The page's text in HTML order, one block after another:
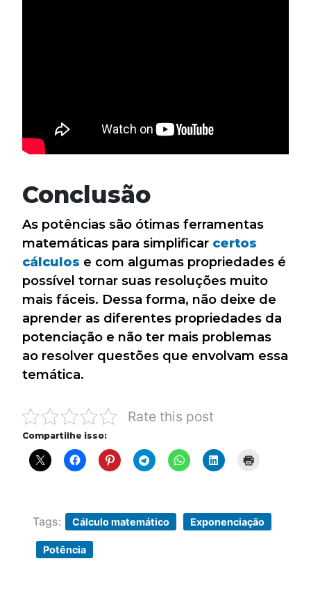
Conclusão
As potências são ótimas ferramentas
matemáticas para simplificar certos
cálculos e com algumas propriedades é
possível tornar suas resoluções muito
mais fáceis. Dessa forma, não deixe de
aprender as diferentes propriedades da
potenciação e não ter mais problemas
ao resolver questões que envolvam essa
temática.
Rate this post
Compartilhe isso:
Tags: Cálculo matemático Exponenciação
Potência